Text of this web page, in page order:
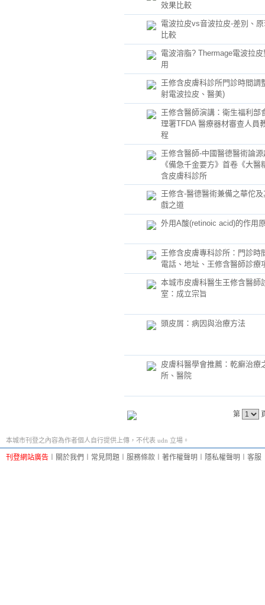
效果比較
電波拉皮vs音波拉皮-差別、
比較
電波溶脂? Thermage電波拉
用
王修含皮膚科診所門診時間調
射電波拉皮、醫美)
王修含醫師演講：衛生福利部
理署TFDA 醫療器材審查人員
程
王修含醫師-中國醫德醫術論
《備急千金要方》首卷《大醫
含皮膚科診所
王修含-醫德醫術兼備之華佗
戲之道
外用A酸(retinoic acid)的作用
王修含皮膚專科診所：門診時
電話、地址、王修含醫師診療
本城市皮膚科醫生王修含醫師
室：成立宗旨
頭皮屑：病因與治療方法
皮膚科醫學會推薦：乾癬治療
所、醫院
第
本城市刊登之內容為作者個人自行提供上傳，不代表 udn 立場。
刊登網站廣告 關於我們 常見問題 服務條款 著作權聲明 隱私權聲明 客服